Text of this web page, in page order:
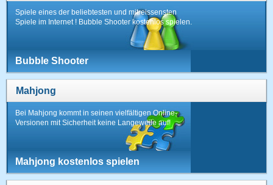
Spiele eines der beliebtesten und mitreissensten
Spiele im Internet ! Bubble Shooter kostenlos spielen.
Bubble Shooter
Mahjong
Bei Mahjong kommt in seinen vielfältigen Online-
Versionen mit Sicherheit keine Langeweile auf!
Mahjong kostenlos spielen